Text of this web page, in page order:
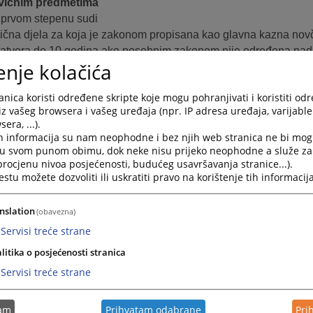
predmetima
stepenu sudi
djela za koja je zakonom propisana kao glavna kazna
do 10 godina ako posebnim zakonom nije određena
djela za koja je posebnim zakonom propisana nadležnost
djela za koja je sud Bosne i Hercegovine prenio
sud i
krivičnim postupcima protiv maloljetnika.
u toku istrage i nakon podizanja optužnice u skladu sa
o brisanju osude i prestanku mjera bezbjednosti i
predmetima da u prvom stepenu sudi
građanskim sporovima i
postupku.
predmetima da u prvom stepenu sudi:
prekršajnim predmetima i
o zahtjevima za ponavljanje prekršajnog postupka
kolačića
koristi određene skripte koje mogu pohranjivati i koristiti
vašeg browsera i vašeg uređaja (npr. IP adresa uređaja,
...).
informacija su nam neophodne i bez njih web stranica ne bi
svom punom obimu, dok neke nisu prijeko neophodne a služe
nivoa posjećenosti, budućeg usavršavanja stranice...).
možete dozvoliti ili uskratiti pravo na korištenje tih
(obavezna)
Servisi treće strane
o posjećenosti stranica
Servisi treće strane
Prihvatam odabrane